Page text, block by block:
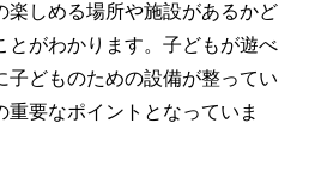
楽しめる場所や施設があるかど
とがわかります。子どもが遊べ
子どものための設備が整ってい
重要なポイントとなっていま